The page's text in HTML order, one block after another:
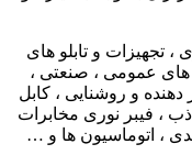
تجهیزات و تابلو های
عمومی ، صنعتی ،
و روشنایی ، کابل
فیبر نوری مخابرات
، اتوماسیون ها و …